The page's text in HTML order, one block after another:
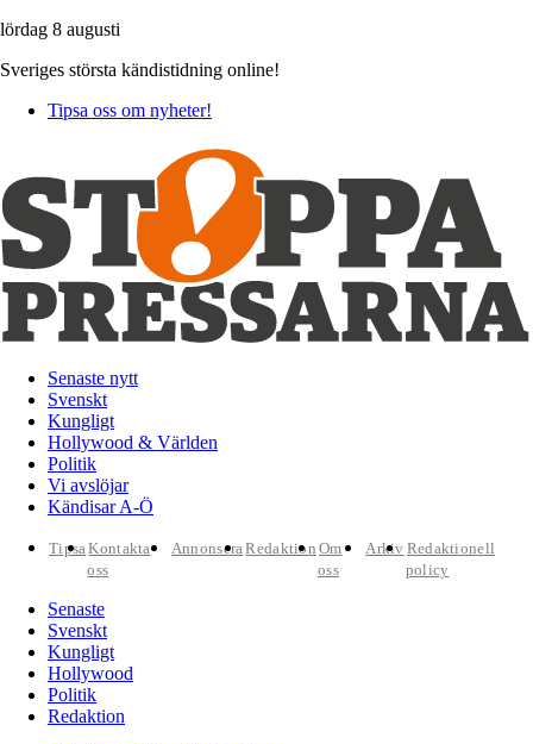
lördag 8 augusti
Sveriges största kändistidning online!
Tipsa oss om nyheter!
Senaste nytt
Svenskt
Kungligt
Hollywood & Världen
Politik
Vi avslöjar
Kändisar A-Ö
TipsaKontakta
oss
AnnonseraRedaktion Om
oss
Arkiv Redaktionell
policy
Senaste
Svenskt
Kungligt
Hollywood
Politik
Redaktion